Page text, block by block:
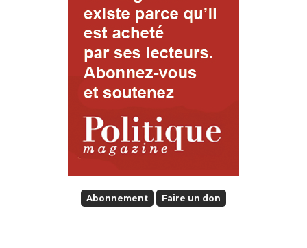
Abonnement Faire un don